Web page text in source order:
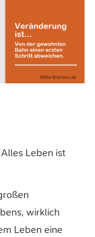
Leben ist
wirklich
Leben eine